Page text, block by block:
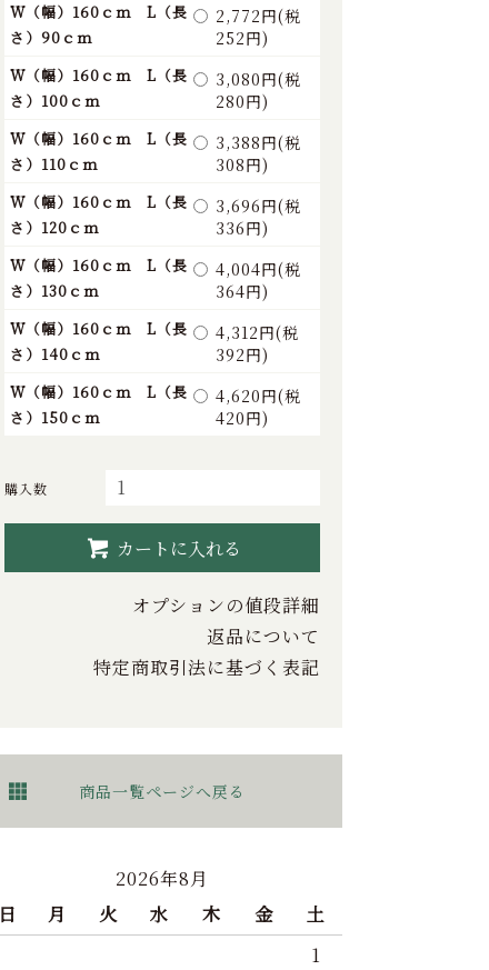
W（幅）160ｃｍ L（長
さ）90ｃｍ
2,772円(税
252円)
W（幅）160ｃｍ L（長
さ）100ｃｍ
3,080円(税
280円)
W（幅）160ｃｍ L（長
さ）110ｃｍ
3,388円(税
308円)
W（幅）160ｃｍ L（長
さ）120ｃｍ
3,696円(税
336円)
W（幅）160ｃｍ L（長
さ）130ｃｍ
4,004円(税
364円)
W（幅）160ｃｍ L（長
さ）140ｃｍ
4,312円(税
392円)
W（幅）160ｃｍ L（長
さ）150ｃｍ
4,620円(税
420円)
購入数
カートに入れる
オプションの値段詳細
返品について
特定商取引法に基づく表記
商品一覧ページへ戻る
2026年8月
日
月 火 水 木 金
土
1